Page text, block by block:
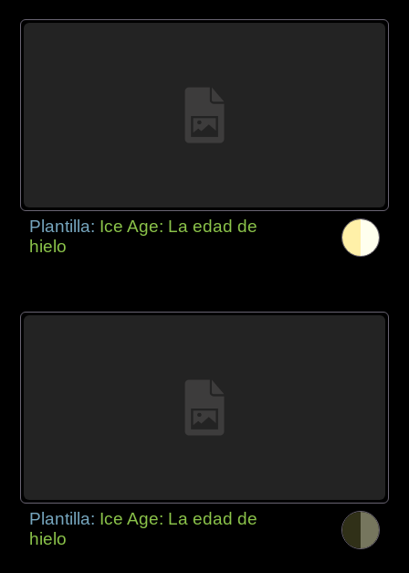
Plantilla: Ice Age: La edad de
hielo
Plantilla: Ice Age: La edad de
hielo